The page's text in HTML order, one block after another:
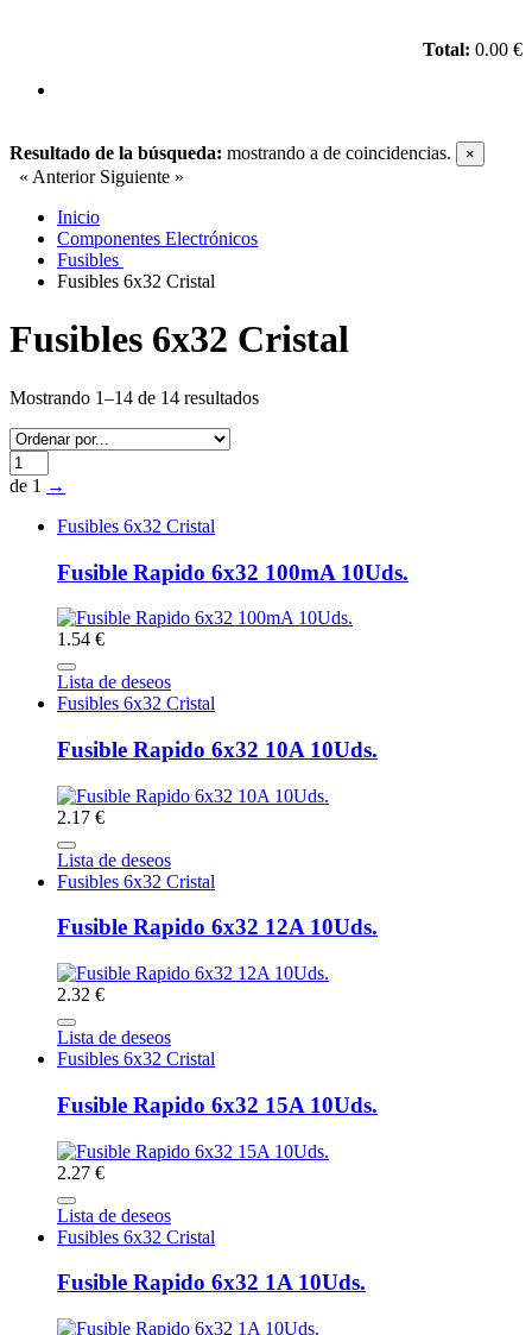
Total: 0.00 €
Resultado de la búsqueda: mostrando a de coincidencias. ×
« Anterior Siguiente »
Inicio
Componentes Electrónicos
Fusibles
Fusibles 6x32 Cristal
Fusibles 6x32 Cristal
Mostrando 1–14 de 14 resultados
de 1 →
Fusibles 6x32 Cristal
Fusible Rapido 6x32 100mA 10Uds.
1.54 €
Lista de deseos
Fusibles 6x32 Cristal
Fusible Rapido 6x32 10A 10Uds.
2.17 €
Lista de deseos
Fusibles 6x32 Cristal
Fusible Rapido 6x32 12A 10Uds.
2.32 €
Lista de deseos
Fusibles 6x32 Cristal
Fusible Rapido 6x32 15A 10Uds.
2.27 €
Lista de deseos
Fusibles 6x32 Cristal
Fusible Rapido 6x32 1A 10Uds.